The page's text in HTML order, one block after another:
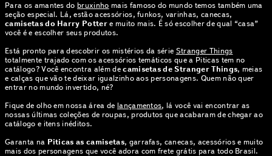
Para os amantes dobruxinho mais famoso do mundo temos também uma
seção especial. Lá, estão acessórios, funkos, varinhas, canecas,
camisetas do Harry Potter e muito mais. É só escolher de qual “casa”
você é e escolher seus produtos.
Está pronto para descobrir os mistérios da série Stranger Things
totalmente trajado com os acessórios temáticos que a Piticas tem no
catálogo? Você encontra além decamisetas de Stranger Things, meias
e calças que vão te deixar igualzinho aos personagens. Quem não quer
entrar no mundo invertido, né?
Fique de olho em nossa área de lançamentos, lá você vai encontrar as
nossas últimas coleções de roupas, produtos que acabaram de chegar ao
catálogo e itens inéditos.
Garanta na Piticas as camisetas, garrafas, canecas, acessórios e muito
mais dos personagens que você adora com frete grátis para todo Brasil.